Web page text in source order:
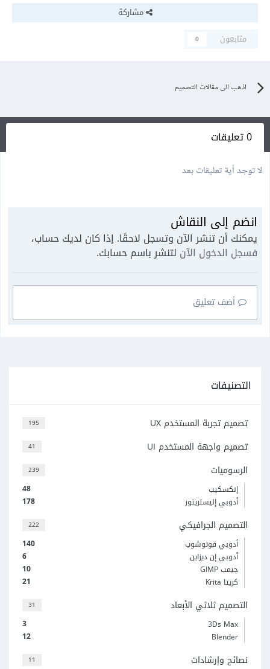
مشاركة
متابعون
0
اذهب الى مقالات التصميم
0 تعليقات
لا توجد أية تعليقات بعد
انضم إلى النقاش
يمكنك أن تنشر الآن وتسجل لاحقًا. إذا كان لديك حساب،
فسجل الدخول الآن لتنشر باسم حسابك.
أضف تعليق
التصنيفات
195 تصميم تجربة المستخدم UX
41 تصميم واجهة المستخدم UI
239 الرسوميات
48
إنكسكيب
178
أدوبي إليستريتور
222 التصميم الجرافيكي
140
أدوبي فوتوشوب
6
أدوبي إن ديزاين
10
جيمب GIMP
21
كريتا Krita
31 التصميم ثلاثي الأبعاد
3
3Ds Max
12
Blender
11 نصائح وإرشادات